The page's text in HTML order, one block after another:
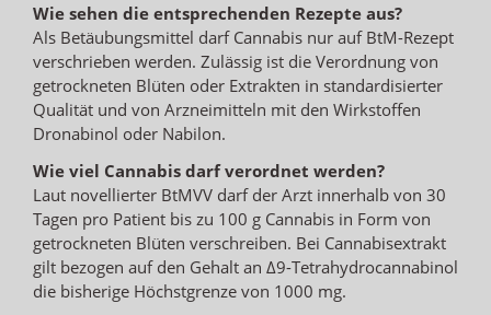
Wie sehen die entsprechenden Rezepte aus?
Als Betäubungsmittel darf Cannabis nur auf BtM-Rezept
verschrieben werden. Zulässig ist die Verordnung von
getrockneten Blüten oder Extrakten in standardisierter
Qualität und von Arzneimitteln mit den Wirkstoffen
Dronabinol oder Nabilon.
Wie viel Cannabis darf verordnet werden?
Laut novellierter BtMVV darf der Arzt innerhalb von 30
Tagen pro Patient bis zu 100 g Cannabis in Form von
getrockneten Blüten verschreiben. Bei Cannabisextrakt
gilt bezogen auf den Gehalt an ∆9-Tetrahydrocannabinol
die bisherige Höchstgrenze von 1000 mg.